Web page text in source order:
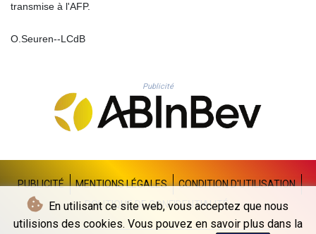
En utilisant ce site web, vous acceptez que nous
utilisions des cookies. Vous pouvez en savoir plus dans la
SDG 694.263698
SEK 10.961095
SGD 1.477585
SLE 28.445176
SRD 43.778814
STD 23929.673396
STN 24.499696
SVC 10.085875
SZL 18.722767
transmise à l'AFP.
O.Seuren--LCdB
Publicité
PUBLICITÉ MENTIONS LÉGALES
CONDITION D'UTILISATION
POLITIQUE DE CONFIDENTIALITÉ